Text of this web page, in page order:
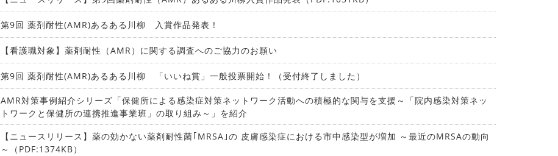
第9回 薬剤耐性(AMR)あるある川柳 入賞作品発表！
【看護職対象】薬剤耐性（AMR）に関する調査へのご協力のお願い
第9回 薬剤耐性(AMR)あるある川柳 「いいね賞」一般投票開始！（受付終了しました）
AMR対策事例紹介シリーズ「保健所による感染症対策ネットワーク活動への積極的な関与を支援～「院内感染対策ネッ
トワークと保健所の連携推進事業班」の取り組み～」を紹介
【ニュースリリース】薬の効かない薬剤耐性菌｢MRSA｣の 皮膚感染症における市中感染型が増加 ～最近のMRSAの動向
～（PDF:1374KB）